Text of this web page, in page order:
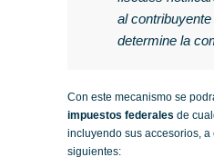
al
determine la
Con este mecanismo se
impuestos federales de
incluyendo sus accesorios,
siguientes: